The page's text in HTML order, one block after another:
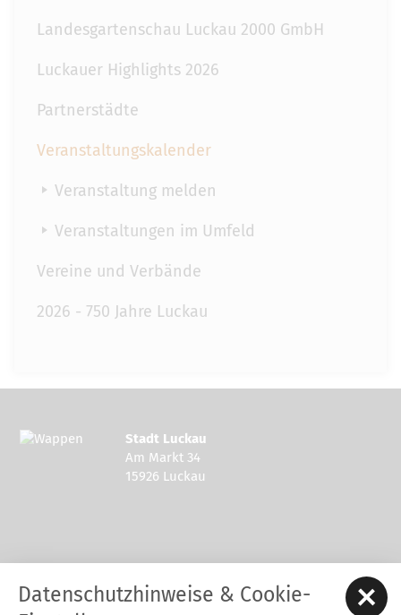
Landesgartenschau Luckau 2000 GmbH
Luckauer Highlights 2026
Partnerstädte
Veranstaltungskalender
Veranstaltung melden
Veranstaltungen im Umfeld
Vereine und Verbände
2026 - 750 Jahre Luckau
Stadt Luckau
Am Markt 34
15926 Luckau
Tel.: 03544 - 594 0
Fax: 03544 - 2948
Datenschutzhinweise & Cookie-